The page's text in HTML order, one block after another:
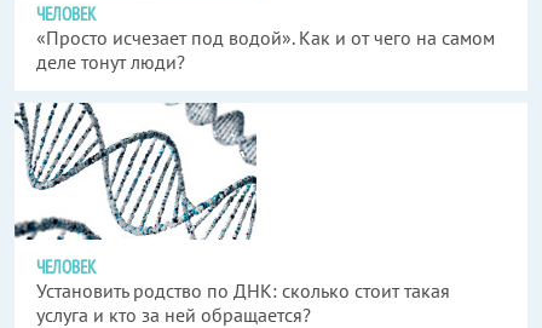
ЧЕЛОВЕК
«Просто исчезает под водой». Как и от чего на самом
деле тонут люди?
ЧЕЛОВЕК
Установить родство по ДНК: сколько стоит такая
услуга и кто за ней обращается?